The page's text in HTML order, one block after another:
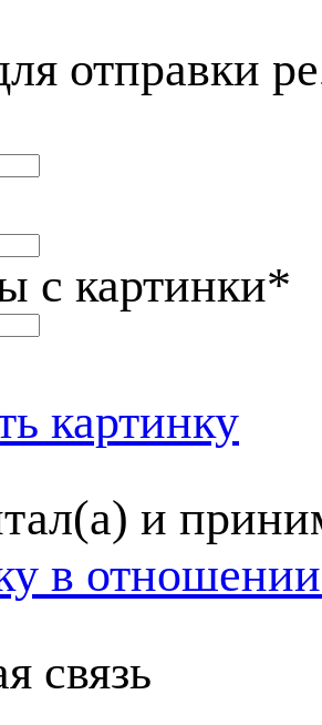
отправки
с картинки*
картинку
и
в
связь